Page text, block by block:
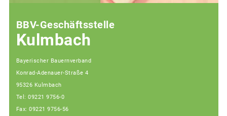
BBV-Geschäftsstelle
Kulmbach
Bayerischer Bauernverband
Konrad-Adenauer-Straße 4
95326 Kulmbach
Tel: 09221 9756-0
Fax: 09221 9756-56